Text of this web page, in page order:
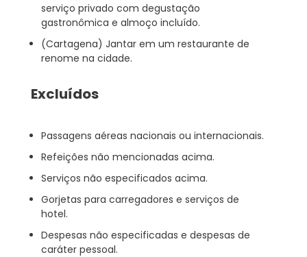
serviço privado com degustação
gastronômica e almoço incluído.
(Cartagena) Jantar em um restaurante de
renome na cidade.
Excluídos
Passagens aéreas nacionais ou internacionais.
Refeições não mencionadas acima.
Serviços não especificados acima.
Gorjetas para carregadores e serviços de
hotel.
Despesas não especificadas e despesas de
caráter pessoal.